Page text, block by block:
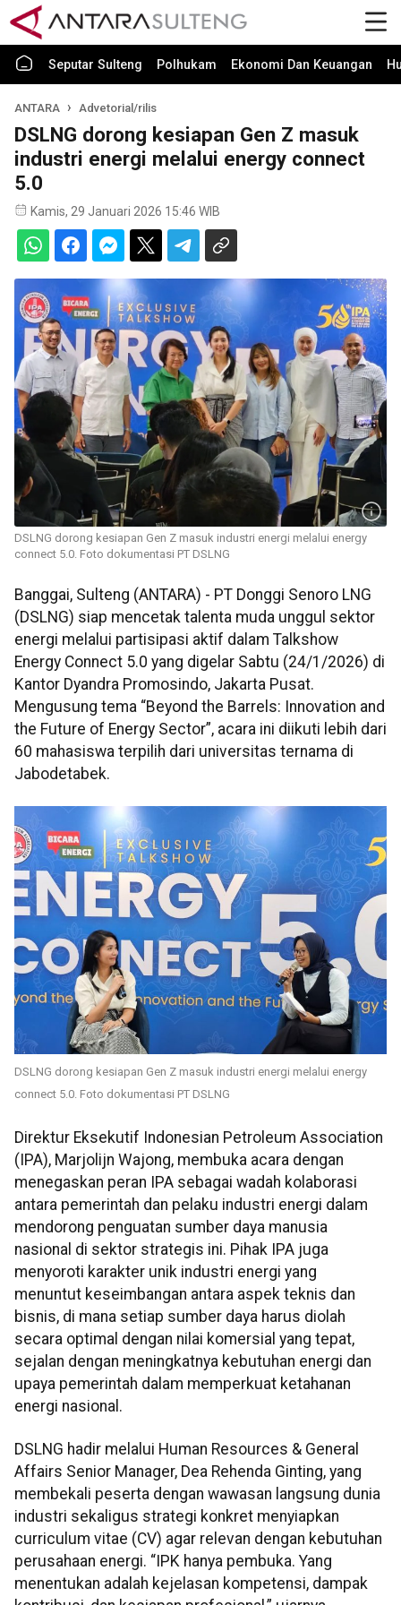
Seputar Sulteng Polhukam Ekonomi Dan Keuangan
ANTARA Advetorial/rilis
DSLNG dorong kesiapan Gen Z masuk
industri energi melalui energy connect
5.0
Kamis, 29 Januari 2026 15:46 WIB
DSLNG dorong kesiapan Gen Z masuk industri energi melalui energy
connect 5.0. Foto dokumentasi PT DSLNG
Banggai, Sulteng (ANTARA) - PT Donggi Senoro LNG
(DSLNG) siap mencetak talenta muda unggul sektor
energi melalui partisipasi aktif dalam Talkshow
Energy Connect 5.0 yang digelar Sabtu (24/1/2026) di
Kantor Dyandra Promosindo, Jakarta Pusat.
Mengusung tema “Beyond the Barrels: Innovation and
the Future of Energy Sector”, acara ini diikuti lebih dari
60 mahasiswa terpilih dari universitas ternama di
Jabodetabek.
DSLNG dorong kesiapan Gen Z masuk industri energi melalui energy
connect 5.0. Foto dokumentasi PT DSLNG
Direktur Eksekutif Indonesian Petroleum Association
(IPA), Marjolijn Wajong, membuka acara dengan
menegaskan peran IPA sebagai wadah kolaborasi
antara pemerintah dan pelaku industri energi dalam
mendorong penguatan sumber daya manusia
nasional di sektor strategis ini. Pihak IPA juga
menyoroti karakter unik industri energi yang
menuntut keseimbangan antara aspek teknis dan
bisnis, di mana setiap sumber daya harus diolah
secara optimal dengan nilai komersial yang tepat,
sejalan dengan meningkatnya kebutuhan energi dan
upaya pemerintah dalam memperkuat ketahanan
energi nasional.
DSLNG hadir melalui Human Resources & General
Affairs Senior Manager, Dea Rehenda Ginting, yang
membekali peserta dengan wawasan langsung dunia
industri sekaligus strategi konkret menyiapkan
curriculum vitae (CV) agar relevan dengan kebutuhan
perusahaan energi. “IPK hanya pembuka. Yang
menentukan adalah kejelasan kompetensi, dampak